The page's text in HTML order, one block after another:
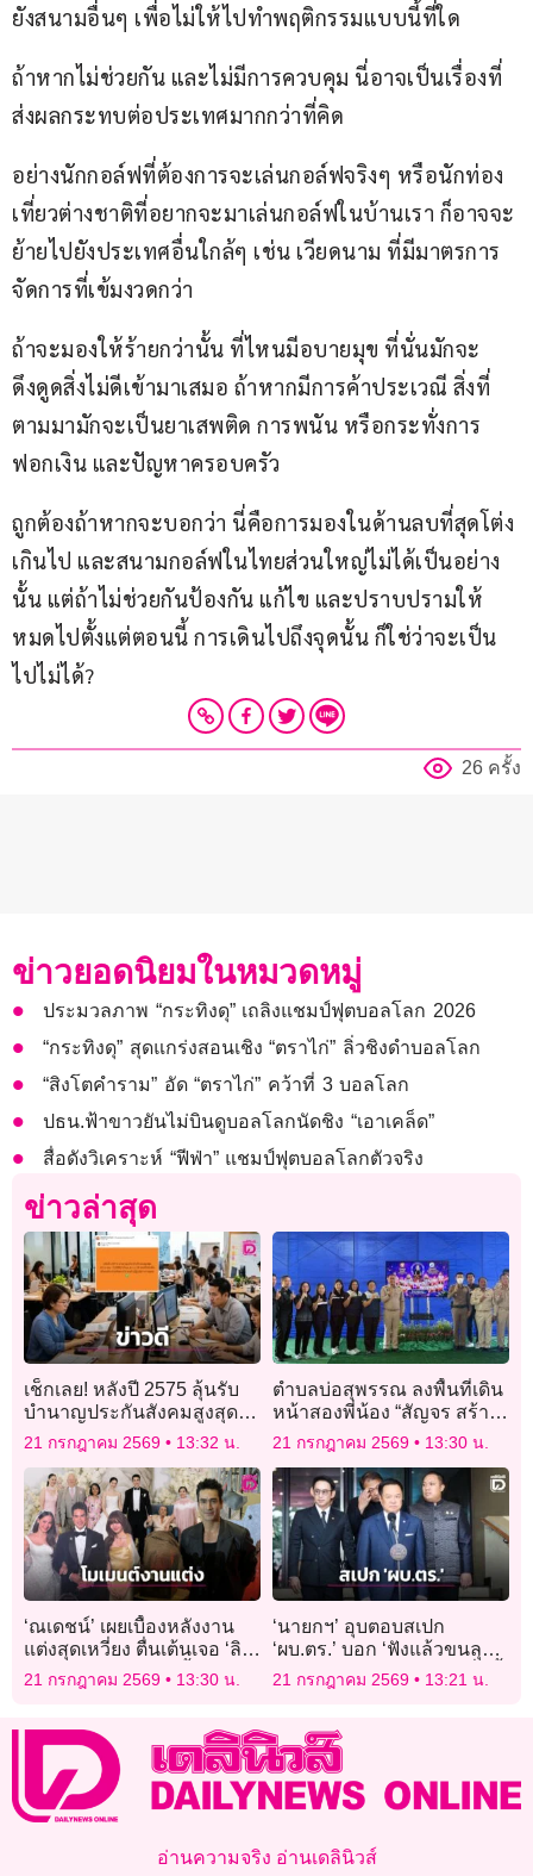
ยังสนามอื่นๆ เพื่อไม่ให้ไปทำพฤติกรรมแบบนี้ที่ใด
ถ้าหากไม่ช่วยกัน และไม่มีการควบคุม นี่อาจเป็นเรื่องที่
ส่งผลกระทบต่อประเทศมากกว่าที่คิด
อย่างนักกอล์ฟที่ต้องการจะเล่นกอล์ฟจริงๆ หรือนักท่อง
เที่ยวต่างชาติที่อยากจะมาเล่นกอล์ฟในบ้านเรา ก็อาจจะ
ย้ายไปยังประเทศอื่นใกล้ๆ เช่น เวียดนาม ที่มีมาตรการ
จัดการที่เข้มงวดกว่า
ถ้าจะมองให้ร้ายกว่านั้น ที่ไหนมีอบายมุข ที่นั่นมักจะ
ดึงดูดสิ่งไม่ดีเข้ามาเสมอ ถ้าหากมีการค้าประเวณี สิ่งที่
ตามมามักจะเป็นยาเสพติด การพนัน หรือกระทั่งการ
ฟอกเงิน และปัญหาครอบครัว
ถูกต้องถ้าหากจะบอกว่า นี่คือการมองในด้านลบที่สุดโต่ง
เกินไป และสนามกอล์ฟในไทยส่วนใหญ่ไม่ได้เป็นอย่าง
นั้น แต่ถ้าไม่ช่วยกันป้องกัน แก้ไข และปราบปรามให้
หมดไปตั้งแต่ตอนนี้ การเดินไปถึงจุดนั้น ก็ใช่ว่าจะเป็น
ไปไม่ได้?
26 ครั้ง
ข่าวยอดนิยมในหมวดหมู่
ประมวลภาพ “กระทิงดุ” เถลิงแชมป์ฟุตบอลโลก 2026
“กระทิงดุ” สุดแกร่งสอนเชิง “ตราไก่” ลิ่วชิงดำบอลโลก
“สิงโตคำราม” อัด “ตราไก่” คว้าที่ 3 บอลโลก
ปธน.ฟ้าขาวยันไม่บินดูบอลโลกนัดชิง “เอาเคล็ด”
สื่อดังวิเคราะห์ “ฟีฟ่า” แชมป์ฟุตบอลโลกตัวจริง
ข่าวล่าสุด
เช็กเลย! หลังปี 2575 ลุ้นรับ
บำนาญประกันสังคมสูงสุด
13,000 บาท/เดือน ส่ง ม.39
ต่อก็ได้เพิ่ม!
21 กรกฎาคม 2569 13:32 น.
ตำบลบ่อสุพรรณ ลงพื้นที่เดิน
หน้าสองพี่น้อง “สัญจร สร้าง
สุข ผูกมิตร”
21 กรกฎาคม 2569 13:30 น.
‘ณเดชน์’ เผยเบื้องหลังงาน
แต่งสุดเหวี่ยง ตื่นเต้นเจอ ‘ลิ
ซ่า’ แขก ‘ญาญ่า’ ปลื้มภาพ
ครอบครัวพร้อม ‘พ่อโยชิโอ’
21 กรกฎาคม 2569 13:30 น.
‘นายกฯ’ อุบตอบสเปก
‘ผบ.ตร.’ บอก ‘ฟังแล้วขนลุก’
ก่อนทำท่ากระแอม หลังสื่อบี้
ถาม บางคนอายุราชการนาน
21 กรกฎาคม 2569 13:21 น.
อ่านความจริง อ่านเดลินิวส์